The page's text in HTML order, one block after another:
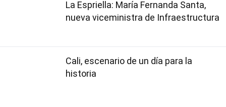
La Espriella: María Fernanda Santa,
nueva viceministra de Infraestructura
Cali, escenario de un día para la
historia